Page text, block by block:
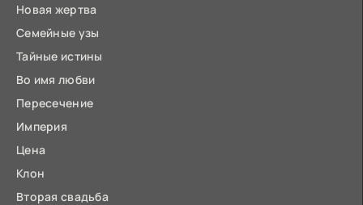
Новая жертва
Семейные узы
Тайные истины
Во имя любви
Пересечение
Империя
Цена
Клон
Вторая свадьба